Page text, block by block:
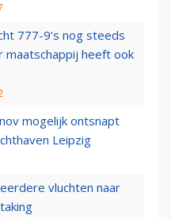
777-9’s nog steeds
maatschappij heeft ook
mogelijk ontsnapt
Leipzig
vluchten naar